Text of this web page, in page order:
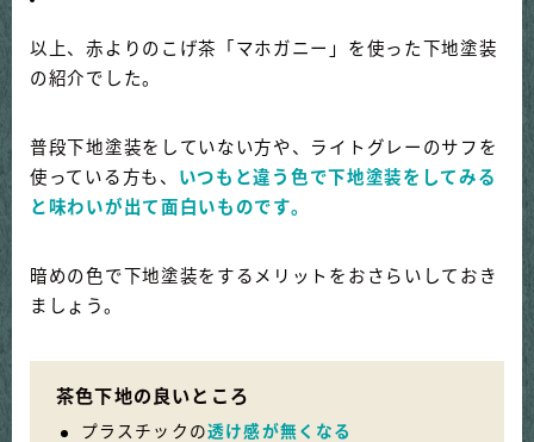
以上、赤よりのこげ茶「マホガニー」を使った下地塗装
の紹介でした。
普段下地塗装をしていない方や、ライトグレーのサフを
使っている方も、 いつもと違う色で下地塗装をしてみる
と味わいが出て面白いものです。
暗めの色で下地塗装をするメリットをおさらいしておき
ましょう。
茶色下地の良いところ
プラスチックの透け感が無くなる